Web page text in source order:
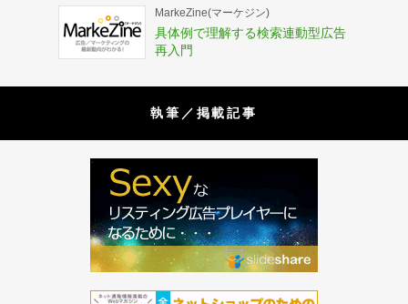
MarkeZine(マーケジン)
具体例で理解する検索連動型広告
再入門
執筆／掲載記事